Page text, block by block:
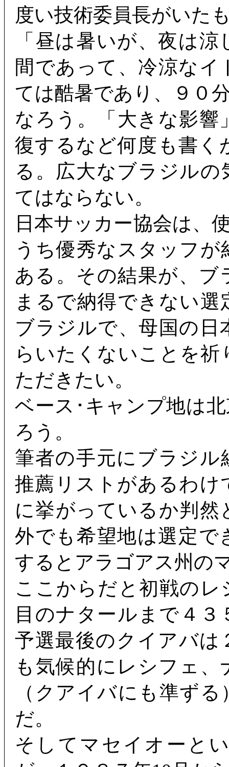
度い技術委員長がいた
「昼は暑いが、夜は
間であって、冷涼な
ては酷暑であり、９０
なろう。「大きな影
復するなど何度も書く
る。広大なブラジル
てはならない。
日本サッカー協会は、
うち優秀なスタッフ
ある。その結果が、
まるで納得できない
ブラジルで、母国の
らいたくないことを
ただきたい。
ベース･キャンプ地は
ろう。
筆者の手元にブラジル
推薦リストがあるわけ
に挙がっているか判
外でも希望地は選定で
するとアラゴアス州の
ここからだと初戦の
目のナタールまで４
予選最後のクイアバは
も気候的にレシフェ
（クアイバにも準ず
だ。
そしてマセイオーと